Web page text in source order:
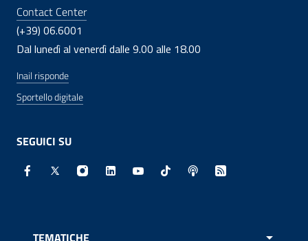
Contact Center
(+39) 06.6001
Dal lunedì al venerdì dalle 9.00 alle 18.00
Inail risponde
Sportello digitale
SEGUICI SU
Facebook - Sito esterno - Apertura in nuova finestra
X - Sito esterno - Apertura in nuova finestra
Instagram - Sito esterno - Apertura in
Linkedin - Sito esterno - Apertura in
Youtube - Sito esterno -
TikTok - Sito esterno -
Spreaker - Sito
Feed RSS -
TEMATICHE